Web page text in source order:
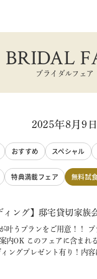
BRIDAL
ブライダルフェア
2025年8月9日
おすすめ スペシャル
特典満載フェア 無料試
ィング】邸宅貸切家族
叶うプランをご用意！！
内OK このフェアに含ま
ングプレゼント有り！内